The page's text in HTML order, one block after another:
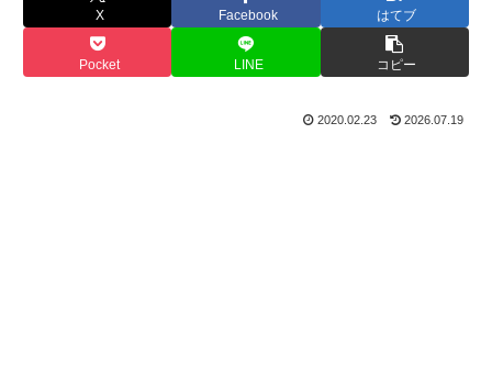
X Facebook はてブ
Pocket LINE コピー
2020.02.23 2026.07.19